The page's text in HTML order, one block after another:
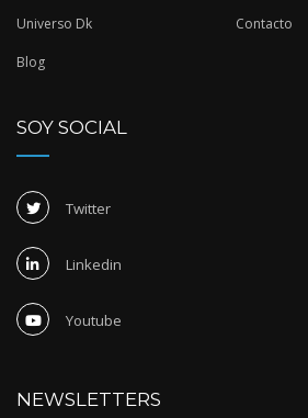
Universo Dk Contacto
Blog
SOY SOCIAL
Twitter
Linkedin
Youtube
NEWSLETTERS